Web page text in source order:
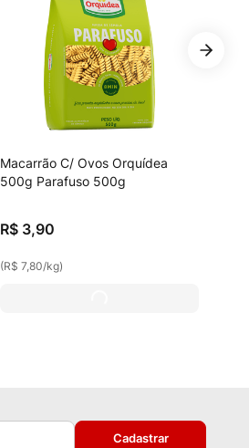
Macarrão C/ Ovos Orquídea
500g Parafuso 500g
R$ 3,90
(R$ 7,80/kg)
Cadastrar